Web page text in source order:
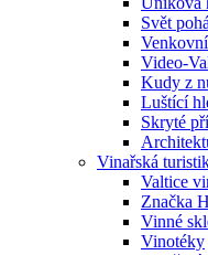
Svět
Video-
Kudy z
Luštící
Skryté
Vinařská
Valtice
Značka
Vinné
Vinotéky